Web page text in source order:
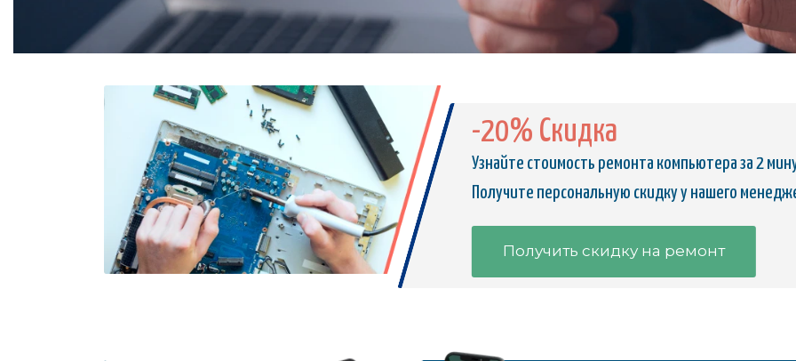
-20% Скидка
Узнайте стоимость ремонта компьютера за 2
Получите персональную скидку у нашего
Получить скидку на ремонт